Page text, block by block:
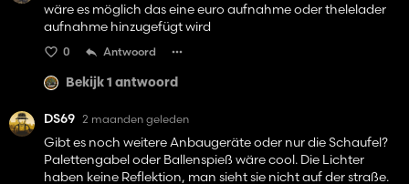
wäre es möglich das eine euro aufnahme oder thelelader
aufnahme hinzugefügt wird
0 Antwoord
Bekijk 1 antwoord
DS69 2 maanden geleden
Gibt es noch weitere Anbaugeräte oder nur die Schaufel?
Palettengabel oder Ballenspieß wäre cool. Die Lichter
haben keine Reflektion, man sieht sie nicht auf der straße.